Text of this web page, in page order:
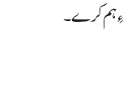
ءِ ہم کرے۔